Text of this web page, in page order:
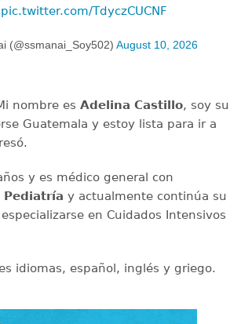
pic.twitter.com/TdyczCUCNF
(@ssmanai_Soy502) August 10, 2026
nombre es Adelina Castillo, soy su
Guatemala y estoy lista para ir a
y es médico general con
Pediatría y actualmente continúa su
en Cuidados Intensivos
idiomas, español, inglés y griego.